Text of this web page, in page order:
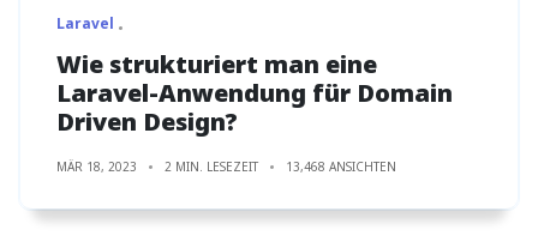
Laravel
Wie strukturiert man eine
Laravel-Anwendung für Domain
Driven Design?
MÄR 18, 2023 2 MIN. LESEZEIT 13,468 ANSICHTEN